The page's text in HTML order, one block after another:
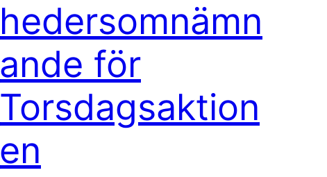
hedersomnämn
ande för
Torsdagsaktion
en